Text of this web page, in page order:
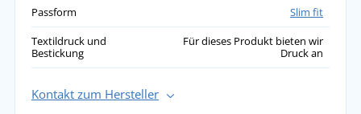
Passform
Slim fit
Textildruck und
Bestickung
Für dieses Produkt bieten wir
Druck an
Kontakt zum Hersteller